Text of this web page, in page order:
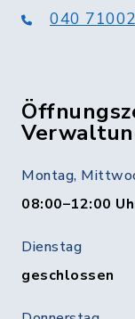
040
Montag,
08:00–12:00
Dienstag
geschlossen